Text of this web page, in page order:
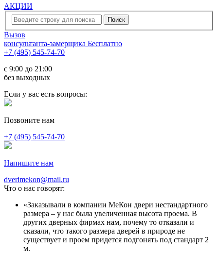
АКЦИИ
Вызов
консультанта-замерщика Бесплатно
+7 (495) 545-74-70
c 9:00 до 21:00
без выходных
Если у вас есть вопросы:
Позвоните нам
+7 (495) 545-74-70
Напишите нам
dverimekon@mail.ru
Что о нас говорят:
Заказывали в компании МеКон двери нестандартного
размера – у нас была увеличенная высота проема. В
других дверных фирмах нам, почему то отказали и
сказали, что такого размера дверей в природе не
существует и проем придется подгонять под стандарт 2
м.